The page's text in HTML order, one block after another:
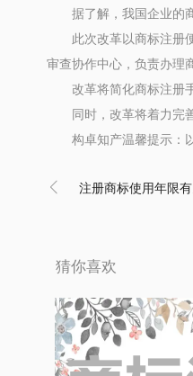
据了解，我国企业的商
此次改革以商标注册便
审查协作中心，负责办理
改革将简化商标注册手
同时，改革将着力完善
构卓知产温馨提示：以
 注册商标使用年限
猜你喜欢